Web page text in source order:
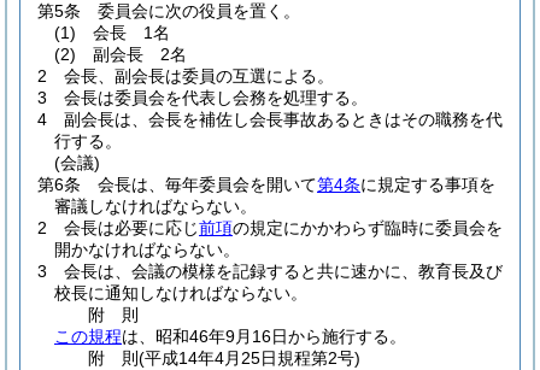
第5条
委員会に次の役員を置く。
(1)
会長 1名
(2)
副会長 2名
2
会長、副会長は委員の互選による。
3
会長は委員会を代表し会務を処理する。
4
副会長は、会長を補佐し会長事故あるときはその職務を代
行する。
(会議)
第6条
会長は、毎年委員会を開いて第4条に規定する事項を
審議しなければならない。
2
会長は必要に応じ前項の規定にかかわらず臨時に委員会を
開かなければならない。
3
会長は、会議の模様を記録すると共に速かに、教育長及び
校長に通知しなければならない。
附 則
この規程は、昭和46年9月16日から施行する。
附 則(平成14年4月25日規程第2号)